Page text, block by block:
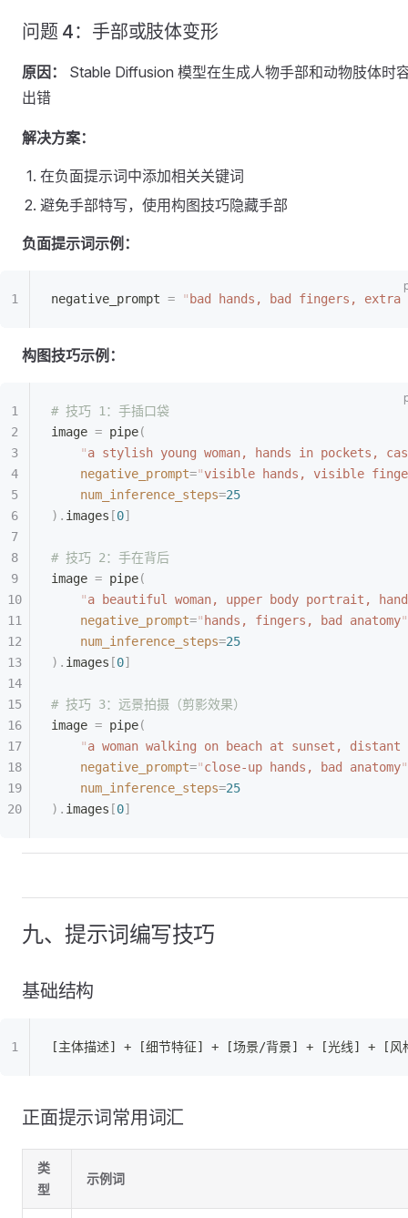
问题 4：手部或肢体变形
原因：
Stable Diffusion 模型在生成人物手部和动物肢体时
出错
解决方案：
在负面提示词中添加相关关键词
避免手部特写，使用构图技巧隐藏手部
负面提示词示例：
negative_prompt = " bad hands, bad fingers,
构图技巧示例：
# 技巧 1：手插口袋
image = pipe(
    "
a stylish young woman, hands in pockets,
    negative_prompt
="visible hands, visible
    num_inference_steps
=25
). images [0]
# 技巧 2：手在背后
image = pipe(
    "
a beautiful woman, upper body portrait,
    negative_prompt
=" hands, fingers, bad anatomy"
    num_inference_steps
=25
). images [0]
# 技巧 3：远景拍摄（剪影效果）
image = pipe(
    "
a woman walking on beach at sunset,
    negative_prompt
="close-up hands, bad anatomy"
    num_inference_steps
=25
). images [0]
九、提示词编写技巧
基础结构
[主体描述] + [细节特征] + [场景/背景] + [光线] + [
正面提示词常用词汇
类
型
示例词